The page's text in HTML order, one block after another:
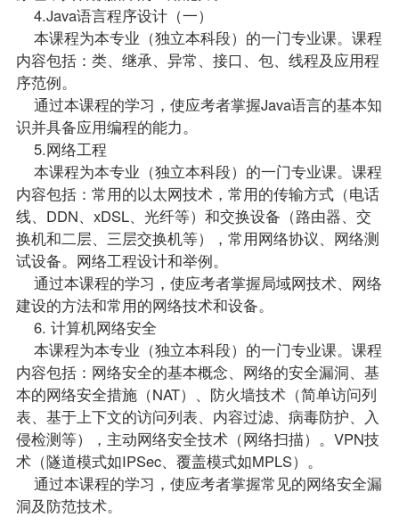
4.Java语言程序设计（一）
本课程为本专业（独立本科段）的一门专业课。课程
内容包括：类、继承、异常、接口、包、线程及应用程
序范例。
通过本课程的学习，使应考者掌握Java语言的基本知
识并具备应用编程的能力。
5.网络工程
本课程为本专业（独立本科段）的一门专业课。课程
内容包括：常用的以太网技术，常用的传输方式（电话
线、DDN、xDSL、光纤等）和交换设备（路由器、交
换机和二层、三层交换机等），常用网络协议、网络测
试设备。网络工程设计和举例。
通过本课程的学习，使应考者掌握局域网技术、网络
建设的方法和常用的网络技术和设备。
6. 计算机网络安全
本课程为本专业（独立本科段）的一门专业课。课程
内容包括：网络安全的基本概念、网络的安全漏洞、基
本的网络安全措施（NAT）、防火墙技术（简单访问列
表、基于上下文的访问列表、内容过滤、病毒防护、入
侵检测等），主动网络安全技术（网络扫描）。VPN技
术（隧道模式如IPSec、覆盖模式如MPLS）。
通过本课程的学习，使应考者掌握常见的网络安全漏
洞及防范技术。